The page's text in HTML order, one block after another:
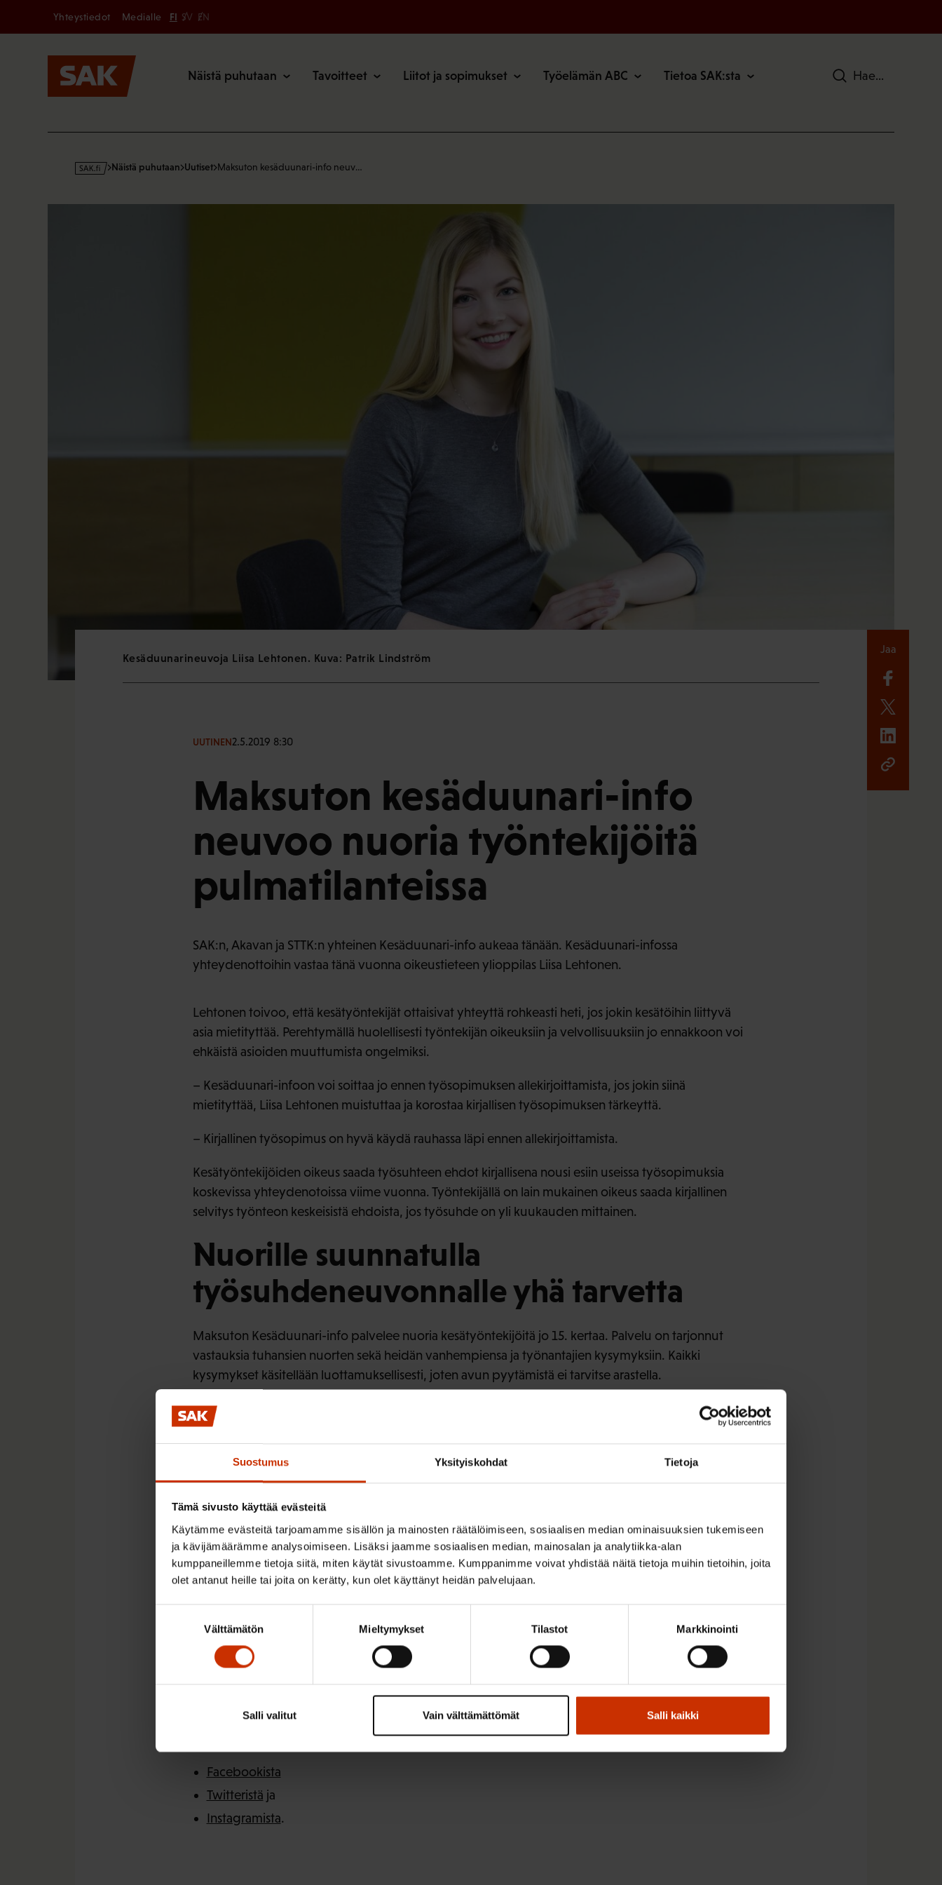
Suostumus Yksityiskohdat Tietoja
Tämä sivusto käyttää evästeitä
Käytämme evästeitä tarjoamamme sisällön ja mainosten räätälöimiseen, sosiaalisen median ominaisuuksien tukemiseen
ja kävijämäärämme analysoimiseen. Lisäksi jaamme sosiaalisen median, mainosalan ja analytiikka-alan
kumppaneillemme tietoja siitä, miten käytät sivustoamme. Kumppanimme voivat yhdistää näitä tietoja muihin tietoihin, joita
olet antanut heille tai joita on kerätty, kun olet käyttänyt heidän palvelujaan.
Välttämätön Mieltymykset Tilastot Markkinointi
Vain välttämättömät
Salli valitut Salli kaikki
Secondary
Yhteystiedot Medialle FI SV EN
Näistä puhutaan Tavoitteet Liitot ja sopimukset Työelämän ABC Tietoa SAK:sta Hae
s
Näistä puhutaan Uutiset Maksuton kesäduunari-info neuv…
Kesäduunarineuvoja Liisa Lehtonen. Kuva: Patrik Lindström
UUTINEN2.5.2019 8:30
Maksuton kesäduunari-info
neuvoo nuoria työntekijöitä
pulmatilanteissa
SAK:n, Akavan ja STTK:n yhteinen Kesäduunari-info aukeaa tänään. Kesäduunari-infossa
yhteydenottoihin vastaa tänä vuonna oikeustieteen ylioppilas Liisa Lehtonen.
Lehtonen toivoo, että kesätyöntekijät ottaisivat yhteyttä rohkeasti heti, jos jokin kesätöihin liittyvä
asia mietityttää. Perehtymällä huolellisesti työntekijän oikeuksiin ja velvollisuuksiin jo ennakkoon voi
ehkäistä asioiden muuttumista ongelmiksi.
– Kesäduunari-infoon voi soittaa jo ennen työsopimuksen allekirjoittamista, jos jokin siinä
mietityttää, Liisa Lehtonen muistuttaa ja korostaa kirjallisen työsopimuksen tärkeyttä.
– Kirjallinen työsopimus on hyvä käydä rauhassa läpi ennen allekirjoittamista.
Kesätyöntekijöiden oikeus saada työsuhteen ehdot kirjallisena nousi esiin useissa työsopimuksia
koskevissa yhteydenotoissa viime vuonna. Työntekijällä on lain mukainen oikeus saada kirjallinen
selvitys työnteon keskeisistä ehdoista, jos työsuhde on yli kuukauden mittainen.
Nuorille suunnatulla
työsuhdeneuvonnalle yhä tarvetta
Maksuton Kesäduunari-info palvelee nuoria kesätyöntekijöitä jo 15. kertaa. Palvelu on tarjonnut
vastauksia tuhansien nuorten sekä heidän vanhempiensa ja työnantajien kysymyksiin. Kaikki
kysymykset käsitellään luottamuksellisesti, joten avun pyytämistä ei tarvitse arastella.
Vaikka työelämä on vuosien aikana muuttunut, ovat kysymysten aiheet pysyneet pitkälti samoina.
Joka vuosi näyttäisi tulevan paljon kysymyksiä erityisesti palkkoihin sekä työaikoihin liittyen. Myös
koeaikaan liittyen tulee yhteydenottoja.
Kesäduunari-info palvelee elokuun
loppuun asti
Kesäduunari-info aukeaa tänään torstaina 2. toukokuuta ja on avoinna perjantaihin 30. elokuuta asti.
ruotsiksi ja englanniksi. Palveluun voi ottaa yhteyttä nimettömänä.
Apua löytää myös Kesäduunari-infon verkkosivuilta ( www.kesaduunari.fi
). Ennen yhteydenottoa
voi tutustua usein kysyttyjen kysymyksien vastauksiin. Lisäksi kannattaa tutustua myös kesäduunarin
Facebookista
Twitteristä ja
Instagramista.
Jaa